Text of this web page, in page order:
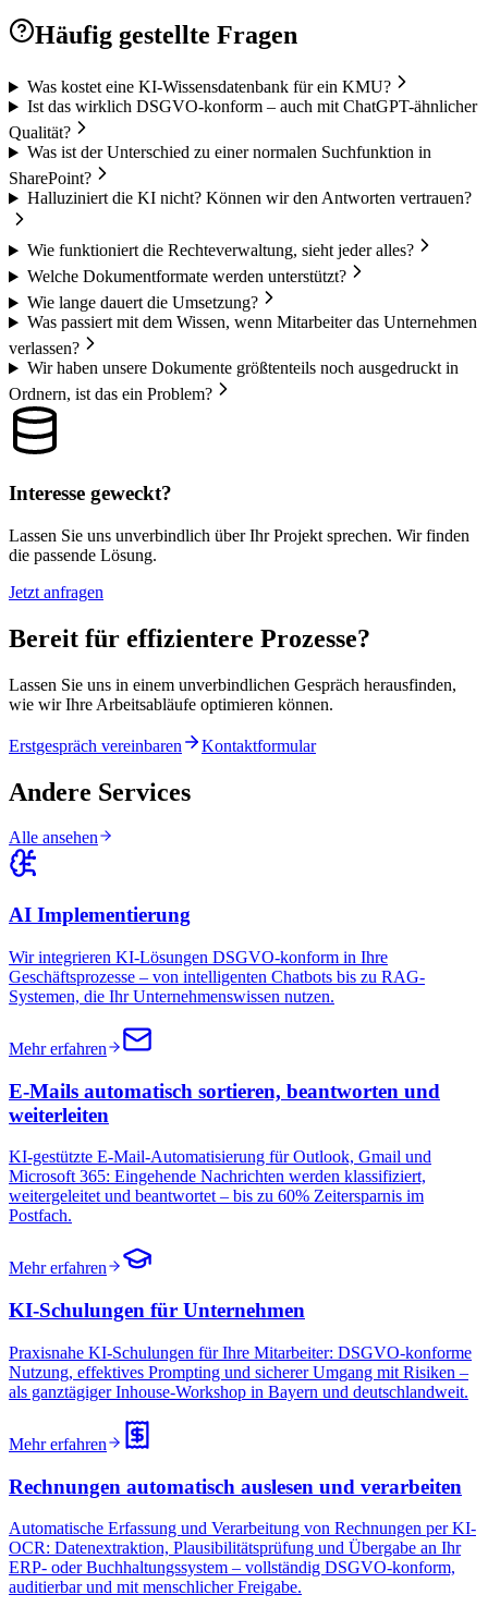
Häufig gestellte Fragen
Was kostet eine KI-Wissensdatenbank für ein KMU?
Ist das wirklich DSGVO-konform – auch mit ChatGPT-ähnlicher
Qualität?
Was ist der Unterschied zu einer normalen Suchfunktion in
SharePoint?
Halluziniert die KI nicht? Können wir den Antworten vertrauen?
Wie funktioniert die Rechteverwaltung, sieht jeder alles?
Welche Dokumentformate werden unterstützt?
Wie lange dauert die Umsetzung?
Was passiert mit dem Wissen, wenn Mitarbeiter das Unternehmen
verlassen?
Wir haben unsere Dokumente größtenteils noch ausgedruckt in
Ordnern, ist das ein Problem?
Interesse geweckt?
Lassen Sie uns unverbindlich über Ihr Projekt sprechen. Wir finden
die passende Lösung.
Jetzt anfragen
Bereit für effizientere Prozesse?
Lassen Sie uns in einem unverbindlichen Gespräch herausfinden,
wie wir Ihre Arbeitsabläufe optimieren können.
Erstgespräch vereinbaren Kontaktformular
Andere Services
Alle ansehen
AI Implementierung
Wir integrieren KI-Lösungen DSGVO-konform in Ihre
Geschäftsprozesse – von intelligenten Chatbots bis zu RAG-
Systemen, die Ihr Unternehmenswissen nutzen.
Mehr erfahren
E-Mails automatisch sortieren, beantworten und
weiterleiten
KI-gestützte E-Mail-Automatisierung für Outlook, Gmail und
Microsoft 365: Eingehende Nachrichten werden klassifiziert,
weitergeleitet und beantwortet – bis zu 60% Zeitersparnis im
Postfach.
Mehr erfahren
KI-Schulungen für Unternehmen
Praxisnahe KI-Schulungen für Ihre Mitarbeiter: DSGVO-konforme
Nutzung, effektives Prompting und sicherer Umgang mit Risiken –
als ganztägiger Inhouse-Workshop in Bayern und deutschlandweit.
Mehr erfahren
Rechnungen automatisch auslesen und verarbeiten
Automatische Erfassung und Verarbeitung von Rechnungen per KI-
OCR: Datenextraktion, Plausibilitätsprüfung und Übergabe an Ihr
ERP- oder Buchhaltungssystem – vollständig DSGVO-konform,
auditierbar und mit menschlicher Freigabe.